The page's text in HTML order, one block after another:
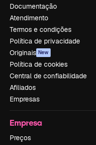
Documentação
Atendimento
Termos e condições
Política de privacidade
Originais New
Política de cookies
Central de confiabilidade
Afiliados
Empresas
Empresa
Preços